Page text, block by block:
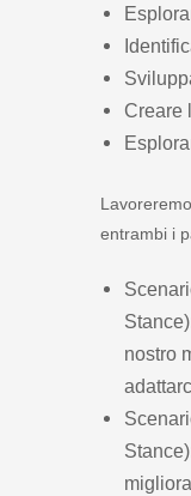
Creare
entrambi i
nostro